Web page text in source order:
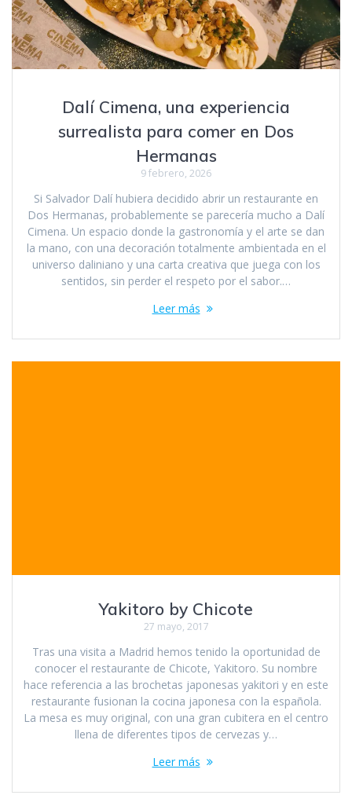
Dalí Cimena, una experiencia
surrealista para comer en Dos
Hermanas
9 febrero, 2026
Si Salvador Dalí hubiera decidido abrir un restaurante en
Dos Hermanas, probablemente se parecería mucho a Dalí
Cimena. Un espacio donde la gastronomía y el arte se dan
la mano, con una decoración totalmente ambientada en el
universo daliniano y una carta creativa que juega con los
sentidos, sin perder el respeto por el sabor.…
Leer más
Yakitoro by Chicote
27 mayo, 2017
Tras una visita a Madrid hemos tenido la oportunidad de
conocer el restaurante de Chicote, Yakitoro. Su nombre
hace referencia a las brochetas japonesas yakitori y en este
restaurante fusionan la cocina japonesa con la española.
La mesa es muy original, con una gran cubitera en el centro
llena de diferentes tipos de cervezas y…
Leer más